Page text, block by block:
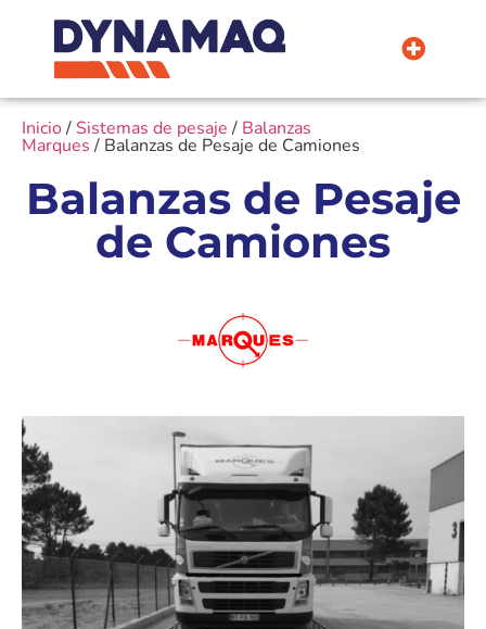
Inicio/ Sistemas de pesaje / Balanzas
Marques / Balanzas de Pesaje de Camiones
Balanzas de Pesaje
de Camiones